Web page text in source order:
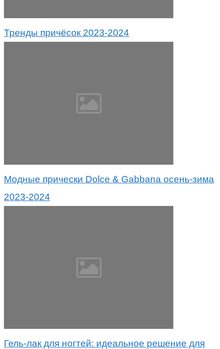
Тренды причёсок 2023-2024
Модные прически Dolce & Gabbana осень-зима
2023-2024
Гель-лак для ногтей: идеальное решение для